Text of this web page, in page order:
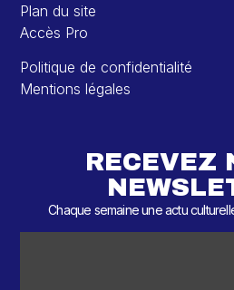
Plan du site
Accès Pro
Politique de confidentialité
Mentions légales
RECEVEZ
Chaque semaine une actu